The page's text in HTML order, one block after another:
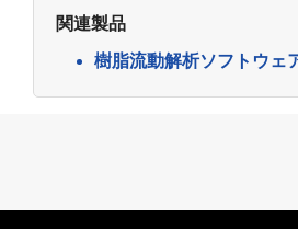
関連製品
樹脂流動解析ソフトウェ